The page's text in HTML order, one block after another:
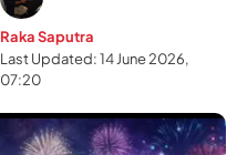
Raka Saputra
Last Updated: 14 June 2026,
07:20